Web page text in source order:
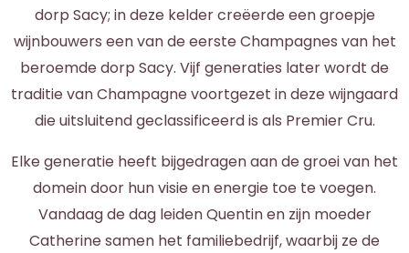
dorp Sacy; in deze kelder creëerde een groepje
wijnbouwers een van de eerste Champagnes van het
beroemde dorp Sacy. Vijf generaties later wordt de
traditie van Champagne voortgezet in deze wijngaard
die uitsluitend geclassificeerd is als Premier Cru.
Elke generatie heeft bijgedragen aan de groei van het
domein door hun visie en energie toe te voegen.
Vandaag de dag leiden Quentin en zijn moeder
Catherine samen het familiebedrijf, waarbij ze de